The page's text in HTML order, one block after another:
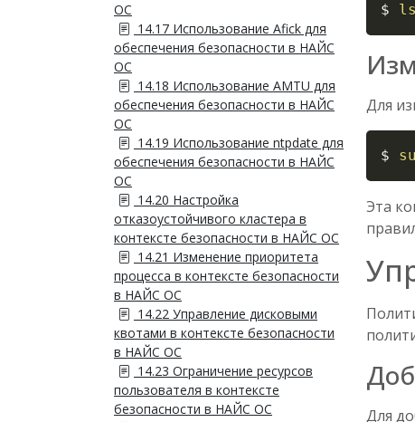
ОС
14.17 Использование Afick для
обеспечения безопасности в НАЙС
ОС
14.18 Использование AMTU для
обеспечения безопасности в НАЙС
ОС
14.19 Использование ntpdate для
обеспечения безопасности в НАЙС
ОС
14.20 Настройка
отказоустойчивого кластера в
контексте безопасности в НАЙС ОС
14.21 Изменение приоритета
процесса в контексте безопасности
в НАЙС ОС
14.22 Управление дисковыми
квотами в контексте безопасности
в НАЙС ОС
14.23 Ограничение ресурсов
пользователя в контексте
безопасности в НАЙС ОС
$ ls
Для
$
Эта
Для